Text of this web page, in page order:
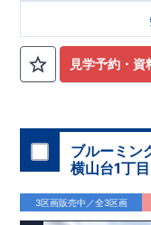
れの車利用はもちろ
② 2階洋室すべてに
ウォークインクロー
具までしっかり収納
③ 随所に収納を配置
ーや各所の収納スペ
活動線上に収納を配
えてもすっきりと暮
◇アクセス◇ ​JR横浜
見学予約・資
ブルーミン
横山台1丁
3区画販売中／全3区画